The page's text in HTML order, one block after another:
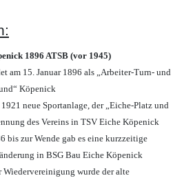
1896 ATSB (vor 1945)
am 15. Januar 1896 als „Arbeiter-Turn- und
Köpenick
neue Sportanlage, der „Eiche-Platz und
des Vereins in TSV Eiche Köpenick
bis zur Wende gab es eine kurzzeitige
in BSG Bau Eiche Köpenick
Wiedervereinigung wurde der alte